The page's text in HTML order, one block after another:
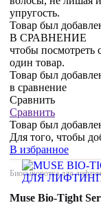
упругость.
Товар был
В СРАВНЕНИЕ
чтобы посмотреть
один товар.
Товар был
в сравнение
Сравнить
Сравнить
Товар был
Для того, чтобы
В избранное
Биосыворотка для
Muse Bio-Tight